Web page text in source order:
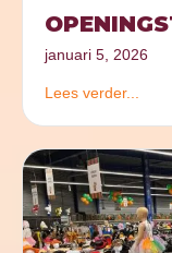
januari 5, 2026
Lees verder...